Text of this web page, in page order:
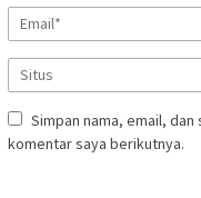
Simpan nama, email,
komentar saya berikutnya.